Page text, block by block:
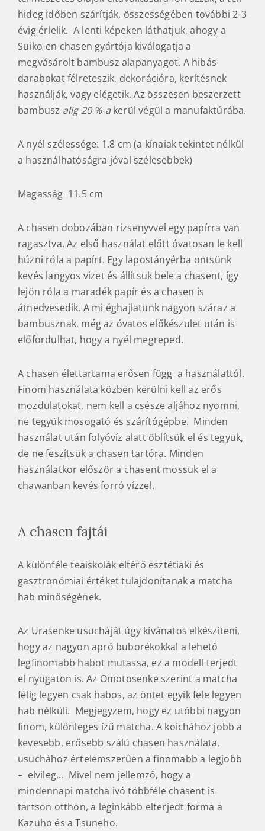
hideg időben szárítják, összességében további 2-3
évig érlelik. A lenti képeken láthatjuk, ahogy a
Suiko-en chasen gyártója kiválogatja a
megvásárolt bambusz alapanyagot. A hibás
darabokat félreteszik, dekorációra, kerítésnek
használják, vagy elégetik. Az összesen beszerzett
bambusz alig 20 %-akerül végül a manufaktúrába.
A nyél szélessége: 1.8 cm (a kínaiak tekintet nélkül
a használhatóságra jóval szélesebbek)
Magasság 11.5 cm
A chasen dobozában rizsenyvvel egy papírra van
ragasztva. Az első használat előtt óvatosan le kell
húzni róla a papírt. Egy lapostányérba öntsünk
kevés langyos vizet és állítsuk bele a chasent, így
lejön róla a maradék papír és a chasen is
átnedvesedik. A mi éghajlatunk nagyon száraz a
bambusznak, még az óvatos előkészület után is
előfordulhat, hogy a nyél megreped.
A chasen élettartama erősen függ a használattól.
Finom használata közben kerülni kell az erős
mozdulatokat, nem kell a csésze aljához nyomni,
ne tegyük mosogató és szárítógépbe. Minden
használat után folyóvíz alatt öblítsük el és tegyük,
de ne feszítsük a chasen tartóra. Minden
használatkor először a chasent mossuk el a
chawanban kevés forró vízzel.
A chasen fajtái
A különféle teaiskolák eltérő esztétiaki és
gasztronómiai értéket tulajdonítanak a matcha
hab minőségének.
Az Urasenke usucháját úgy kívánatos elkészíteni,
hogy az nagyon apró buborékokkal a lehető
legfinomabb habot mutassa, ez a modell terjedt
el nyugaton is. Az Omotosenke szerint a matcha
félig legyen csak habos, az öntet egyik fele legyen
hab nélküli. Megjegyzem, hogy ez utóbbi nagyon
finom, különleges ízű matcha. A koichához jobb a
kevesebb, erősebb szálú chasen használata,
usuchához értelemszerűen a finomabb a legjobb
– elvileg… Mivel nem jellemző, hogy a
mindennapi matcha ivó többféle chasent is
tartson otthon, a leginkább elterjedt forma a
Kazuho és a Tsuneho.